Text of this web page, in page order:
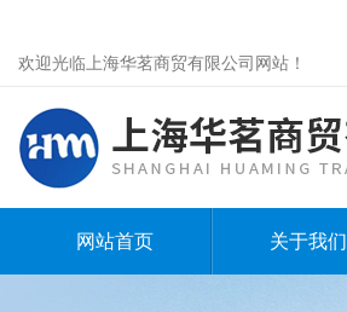
欢迎光临上海华茗商贸有限公司网站！
网站首页 关于我们